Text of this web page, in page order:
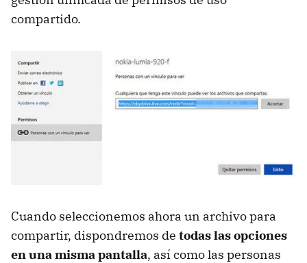
compartido.
Cuando seleccionemos ahora un archivo para
compartir, dispondremos de todas las opciones
en una misma pantalla, así como las personas